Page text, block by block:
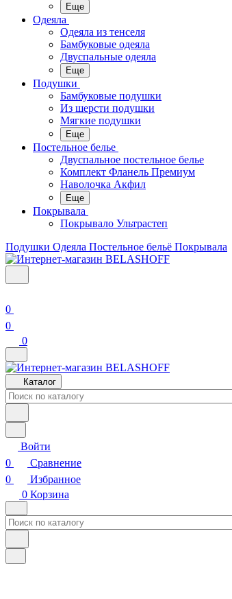
Еще
Одеяла
Одеяла из тенселя
Бамбуковые одеяла
Двуспальные одеяла
Еще
Подушки
Бамбуковые подушки
Из шерсти подушки
Мягкие подушки
Еще
Постельное белье
Двуспальное постельное белье
Комплект Фланель Премиум
Наволочка Акфил
Еще
Покрывала
Покрывало Ультрастеп
Подушки Одеяла Постельное бельё Покрывала
0
0
0
Каталог
Войти
0
Сравнение
0
Избранное
0 Корзина